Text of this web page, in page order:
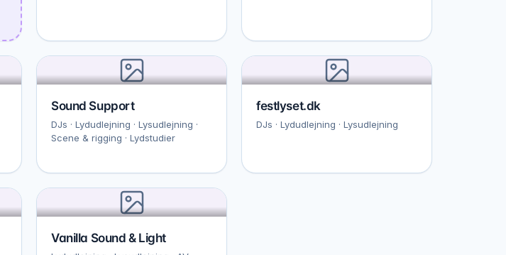
Sound Support
DJs · Lydudlejning · Lysudlejning ·
Scene & rigging · Lydstudier
festlyset.dk
DJs · Lydudlejning · Lysudlejning
Vanilla Sound & Light